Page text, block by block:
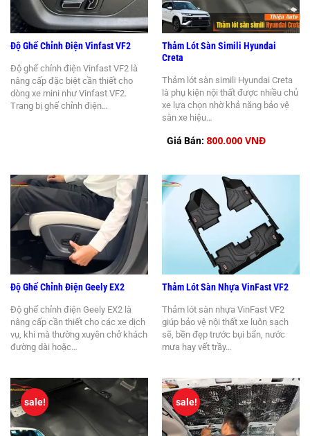
Độ Ghế Chỉnh Điện Vinfast VF2
Độ ghế chỉnh điện Vinfast VF2 là
nâng cấp đặc biệt cần thiết cho
dòng xe mini như Vinfast VF2.
Trang bị ghế chỉnh điện…
Thảm Lót Sàn Simili Hyundai
Creta
Thảm lót sàn simili Hyundai Creta
là phụ kiện nội thất được nhiều chủ
xe lựa chọn nhờ khả năng bảo vệ
sàn xe hiệu…
Giá Bán: 800.000 VNĐ
Độ Ghế Chỉnh Điện Geely EX2
Độ ghế chỉnh điện Geely EX2 là
nâng cấp cần thiết cho các xe dịch
vụ, khi mà thường xuyên chở khách
đường dài hoặc…
Thảm Lót Sàn Nhựa VinFast VF2
Thảm lót sàn nhựa VinFast VF2
giúp bảo vệ nội thất xe luôn sạch
sẽ, bền đẹp trước bụi bẩn, nước
mưa hay vết trầy…
sale! sale!